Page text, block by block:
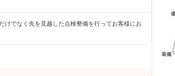
けでなく先を見越した点検整備を行ってお客様にお
装備
装備